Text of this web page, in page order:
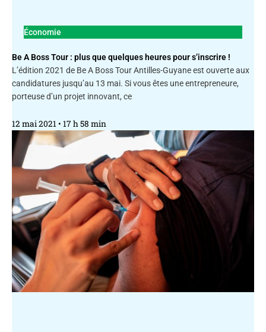
Économie
Be A Boss Tour : plus que quelques heures pour s’inscrire !
L’édition 2021 de Be A Boss Tour Antilles-Guyane est ouverte aux
candidatures jusqu’au 13 mai. Si vous êtes une entrepreneure,
porteuse d’un projet innovant, ce
12 mai 2021 17 h 58 min